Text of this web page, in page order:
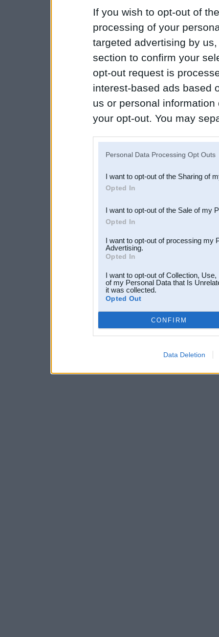
If you wish to opt-out of
processing of your
targeted advertising by
section to confirm your
opt-out request is
interest-based ads based
us or personal
your opt-out. You may
Downstream Participants
third parties.
Personal Data Processing Opt Outs
I want to opt-out of the Sharing of
Opted In
I want to opt-out of the Sale of my
Opted In
I want to opt-out of processing my
Advertising.
Opted In
I want to opt-out of Collection,
of my Personal Data that Is
it was collected.
Opted Out
CONFIRM
Data Deletion